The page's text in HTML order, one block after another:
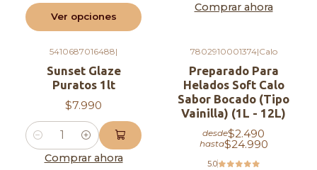
Ver opciones
Comprar ahora
5410687016488|
Sunset Glaze
Puratos 1lt
$7.990
Cantidad
Comprar ahora
7802910001374|Calo
Preparado Para
Helados Soft Calo
Sabor Bocado (Tipo
Vainilla) (1L - 12L)
desde$2.490
hasta$24.990
5.0